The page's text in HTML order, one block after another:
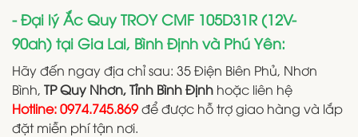
- Đại lý Ắc Quy TROY CMF 105D31R (12V-
90ah) tại Gia Lai, Bình Định và Phú Yên:
Hãy đến ngay địa chỉ sau: 35 Điện Biên Phủ, Nhơn
Bình, TP Quy Nhơn, Tỉnh Bình Định hoặc liên hệ
Hotline: 0974.745.869để được hỗ trợ giao hàng và lắp
đặt miễn phí tận nơi.